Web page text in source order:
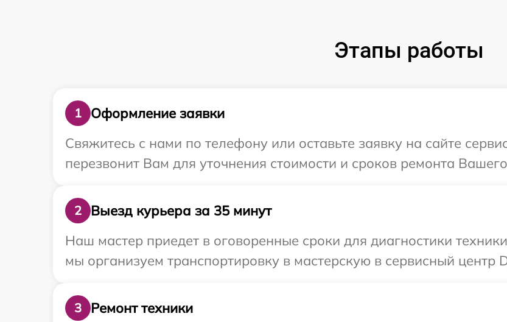
Этапы работы
1
Оформление заявки
Свяжитесь с нами по телефону или оставьте заявку на сайте
перезвонит Вам для уточнения стоимости и сроков ремонта
2
Выезд курьера за 35 минут
Наш мастер приедет в оговоренные сроки для диагностики
мы организуем транспортировку в мастерскую в сервисный центр
3
Ремонт техники